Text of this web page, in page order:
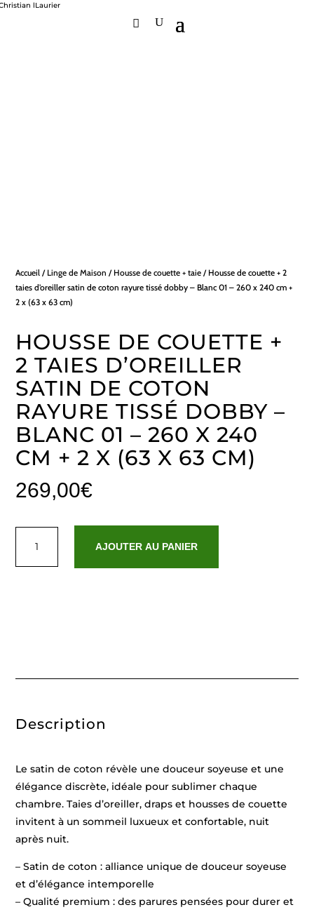
Accueil / Linge de Maison / Housse de couette + taie / Housse de couette + 2
taies d’oreiller satin de coton rayure tissé dobby – Blanc 01 – 260 x 240 cm +
2 x (63 x 63 cm)
HOUSSE DE COUETTE +
2 TAIES D’OREILLER
SATIN DE COTON
RAYURE TISSÉ DOBBY –
BLANC 01 – 260 X 240
CM + 2 X (63 X 63 CM)
269,00€
Housse
dobby
-
260
+
2
(63
x
63
cm)
AJOUTER AU PANIER
Description
Le satin de coton révèle une douceur soyeuse et une
élégance discrète, idéale pour sublimer chaque
chambre. Taies d’oreiller, draps et housses de couette
invitent à un sommeil luxueux et confortable, nuit
après nuit.
– Satin de coton : alliance unique de douceur soyeuse
et d’élégance intemporelle
– Qualité premium : des parures pensées pour durer et